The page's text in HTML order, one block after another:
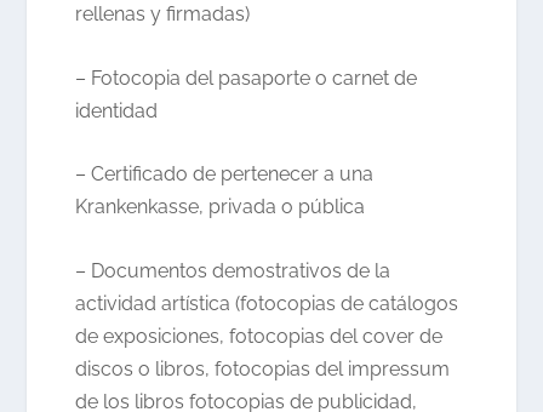
rellenas y firmadas)
– Fotocopia del pasaporte o carnet de
identidad
– Certificado de pertenecer a una
Krankenkasse, privada o pública
– Documentos demostrativos de la
actividad artística (fotocopias de catálogos
de exposiciones, fotocopias del cover de
discos o libros, fotocopias del impressum
de los libros fotocopias de publicidad,